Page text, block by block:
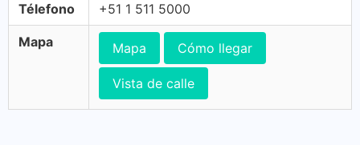
Télefono +51 1 511 5000
Mapa Mapa Cómo llegar
Vista de calle